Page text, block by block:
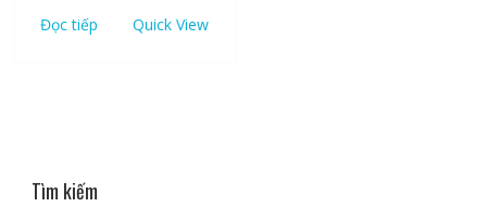
Đọc tiếp Quick View
Tìm kiếm